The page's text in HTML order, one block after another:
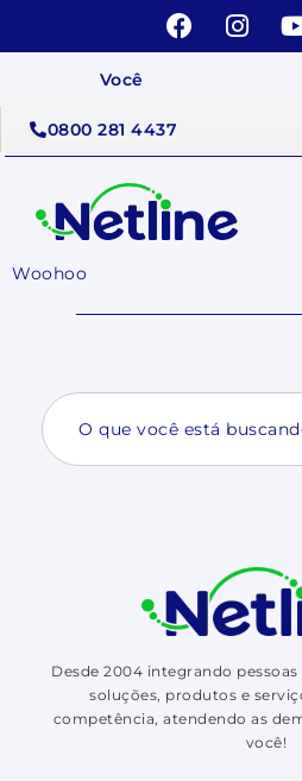
Você
0800 281 4437
Woohoo
Search
for:
Desde 2004 integrando
soluções, produtos e
competência, atendendo as
você!